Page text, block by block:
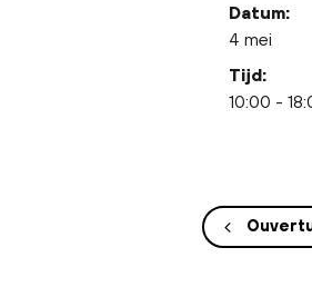
Datum:
4 mei
Tijd:
10:00 -